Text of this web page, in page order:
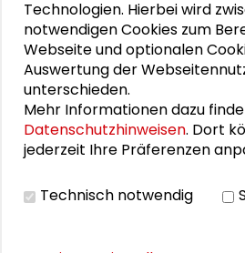
Schader-Festival 2026
25. Runder Tisch
DOWNLOADS
Flyer
Technologien. Hierbei wird
notwendigen Cookies zum
Webseite und optionalen
Auswertung der
unterschieden.
Mehr Informationen dazu
Datenschutzhinweisen. Dort
jederzeit Ihre Präferenzen
Technisch notwendig